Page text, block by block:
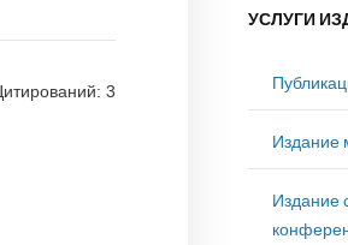
3
УСЛУГИ
Издание
Издание